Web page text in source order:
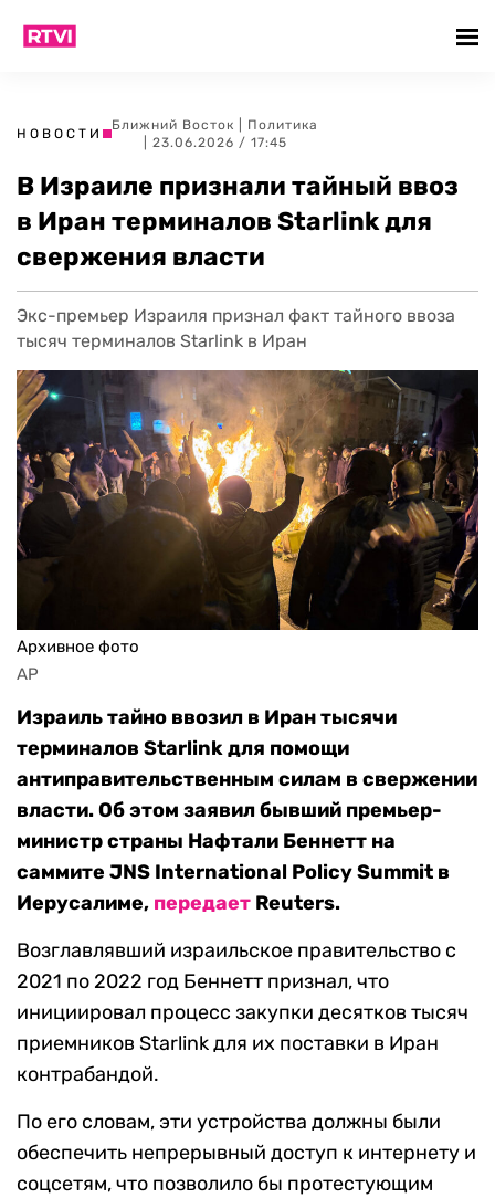
НОВОСТИ
Ближний Восток
Политика
| 23.06.2026 / 17:45
В Израиле признали тайный ввоз
в Иран терминалов Starlink для
свержения власти
Экс-премьер Израиля признал факт тайного ввоза
тысяч терминалов Starlink в Иран
Архивное фото
AP
Израиль тайно ввозил в Иран тысячи
терминалов Starlink для помощи
антиправительственным силам в свержении
власти. Об этом заявил бывший премьер-
министр страны Нафтали Беннетт на
саммите JNS International Policy Summit в
Иерусалиме, передает Reuters.
Возглавлявший израильское правительство с
2021 по 2022 год Беннетт признал, что
инициировал процесс закупки десятков тысяч
приемников Starlink для их поставки в Иран
контрабандой.
По его словам, эти устройства должны были
обеспечить непрерывный доступ к интернету и
соцсетям, что позволило бы протестующим